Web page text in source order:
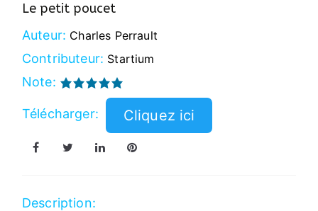
Le petit poucet
Auteur: Charles Perrault
Contributeur: Startium
Note:
Télécharger:
Description: